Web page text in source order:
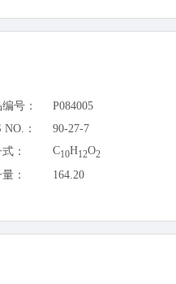
号：
P084005
NO.：
90-27-7
：
C10H12O2
： 164.20